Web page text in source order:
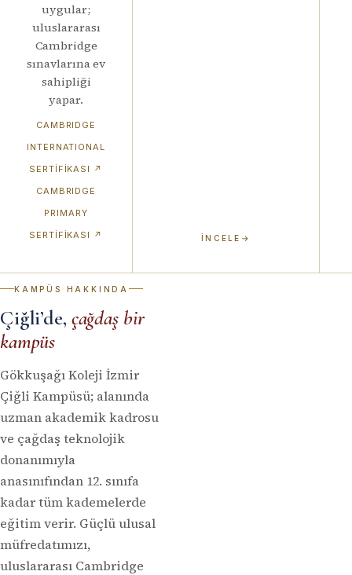
uygular;
uluslararası
Cambridge
sınavlarına ev
sahipliği
yapar.
CAMBRIDGE
INTERNATIONAL
SERTIFIKASI ↗
CAMBRIDGE
PRIMARY
SERTIFIKASI ↗ İNCELE →
KAMPÜS HAKKINDA
Çiğli’de, çağdaş bir
kampüs
Gökkuşağı Koleji İzmir
Çiğli Kampüsü; alanında
uzman akademik kadrosu
ve çağdaş teknolojik
donanımıyla
anasınıfından 12. sınıfa
kadar tüm kademelerde
eğitim verir. Güçlü ulusal
müfredatımızı,
uluslararası Cambridge